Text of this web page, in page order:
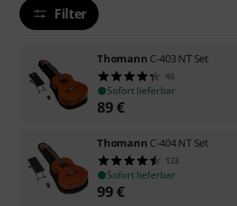
Filter
Thomann C-403 NT Set
46
Sofort lieferbar
89€
Thomann C-404 NT Set
123
Sofort lieferbar
99€